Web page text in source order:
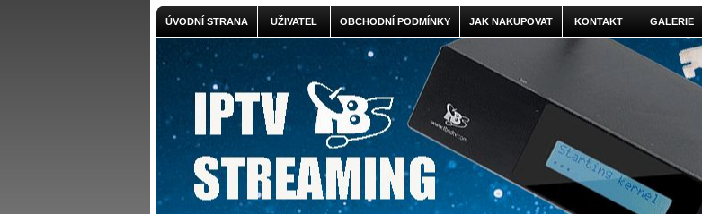
ÚVODNÍ STRANA UŽIVATEL OBCHODNÍ PODMÍNKY JAK NAKUPOVAT KONTAKT GALERIE